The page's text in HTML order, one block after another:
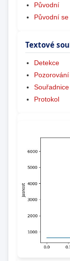
Původní
Původní
Textové
Detekce
Pozorování
Souřadnice
Protokol